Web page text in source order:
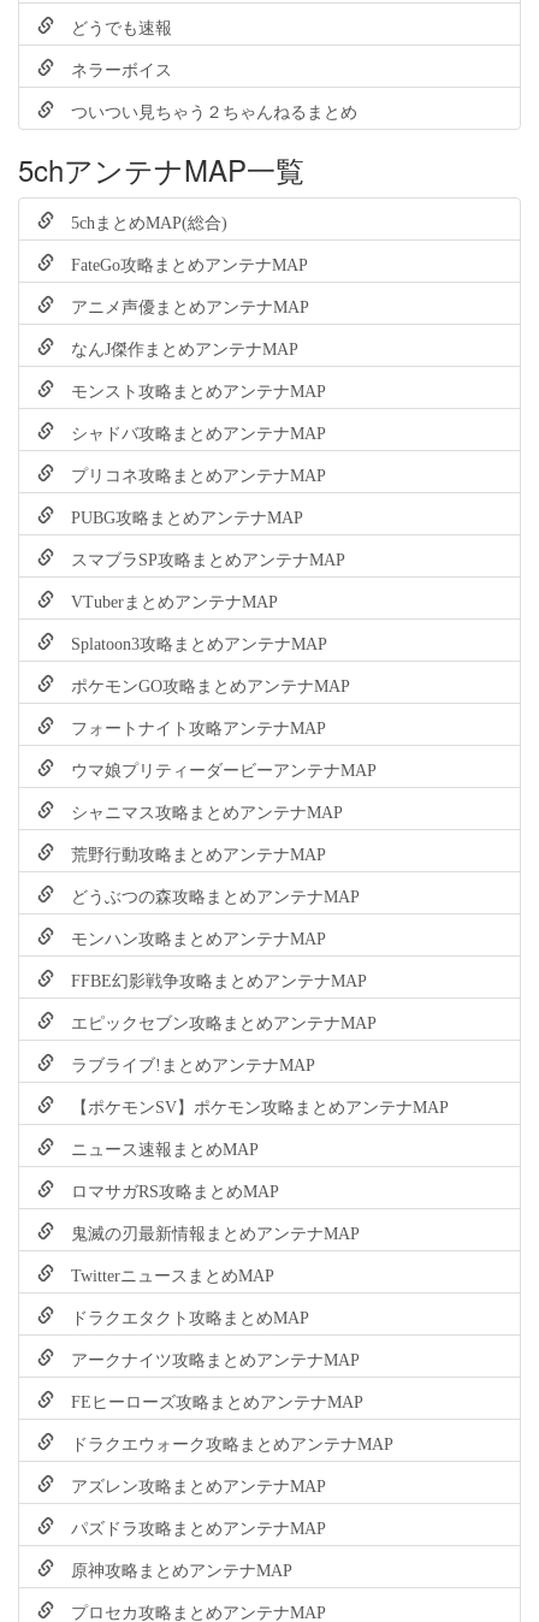
どうでも速報
ネラーボイス
ついつい見ちゃう２ちゃんねるまとめ
5chアンテナMAP一覧
5chまとめMAP(総合)
FateGo攻略まとめアンテナMAP
アニメ声優まとめアンテナMAP
なんJ傑作まとめアンテナMAP
モンスト攻略まとめアンテナMAP
シャドバ攻略まとめアンテナMAP
プリコネ攻略まとめアンテナMAP
PUBG攻略まとめアンテナMAP
スマブラSP攻略まとめアンテナMAP
VTuberまとめアンテナMAP
Splatoon3攻略まとめアンテナMAP
ポケモンGO攻略まとめアンテナMAP
フォートナイト攻略アンテナMAP
ウマ娘プリティーダービーアンテナMAP
シャニマス攻略まとめアンテナMAP
荒野行動攻略まとめアンテナMAP
どうぶつの森攻略まとめアンテナMAP
モンハン攻略まとめアンテナMAP
FFBE幻影戦争攻略まとめアンテナMAP
エピックセブン攻略まとめアンテナMAP
ラブライブ!まとめアンテナMAP
【ポケモンSV】ポケモン攻略まとめアンテナMAP
ニュース速報まとめMAP
ロマサガRS攻略まとめMAP
鬼滅の刃最新情報まとめアンテナMAP
TwitterニュースまとめMAP
ドラクエタクト攻略まとめMAP
アークナイツ攻略まとめアンテナMAP
FEヒーローズ攻略まとめアンテナMAP
ドラクエウォーク攻略まとめアンテナMAP
アズレン攻略まとめアンテナMAP
パズドラ攻略まとめアンテナMAP
原神攻略まとめアンテナMAP
プロセカ攻略まとめアンテナMAP